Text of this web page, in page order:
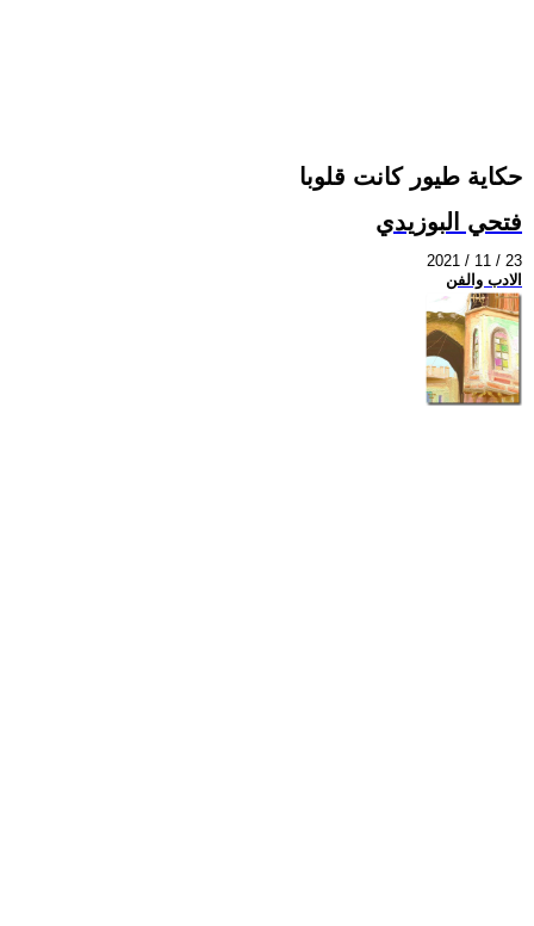
حكاية طيور كانت قلوبا
فتحي البوزيدي
2021 / 11 / 23
الادب والفن